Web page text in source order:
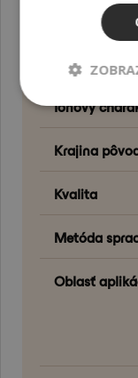
Index zložiek
prírodného
(NOI ISO
Iónový
Krajina
Kvalita
Metóda
Oblasť